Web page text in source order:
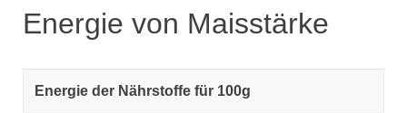
Energie von Maisstärke
Energie der Nährstoffe für 100g